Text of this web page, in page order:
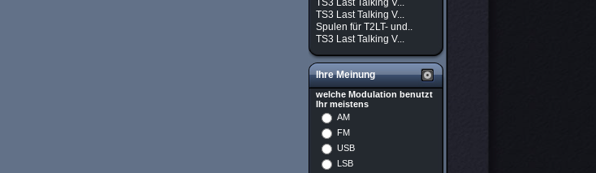
TS3 Last Talking V...
TS3 Last Talking V...
Spulen für T2LT- und..
TS3 Last Talking V...
Ihre Meinung
welche Modulation benutzt
Ihr meistens
AM
FM
USB
LSB